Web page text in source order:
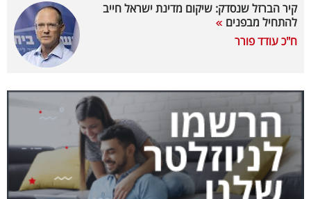
קריפטו
ויראלי
עסקי
ספורט
קריירה
ולימודים
קיר הברזל שנסדק: שיקום מדינת ישראל חייב
להתחיל מבפנים
ח"כ עודד פורר